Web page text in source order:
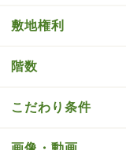
敷地権利
階数
こだわり条件